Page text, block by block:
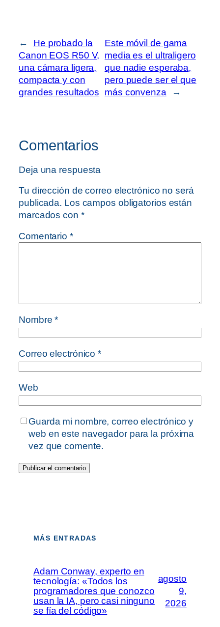
←
He probado la
Canon EOS R50 V,
una cámara ligera,
compacta y con
grandes resultados
Este móvil de gama
media es el ultraligero
que nadie esperaba,
pero puede ser el que
más convenza
→
Comentarios
Deja una respuesta
Tu dirección de correo electrónico no será
publicada. Los campos obligatorios están
marcados con *
Comentario *
Nombre*
Correo electrónico*
Web
Guarda mi nombre, correo electrónico y
web en este navegador para la próxima
vez que comente.
MÁS ENTRADAS
Adam Conway, experto en
tecnología: «Todos los
programadores que conozco
usan la IA, pero casi ninguno
se fía del código»
agosto
9,
2026